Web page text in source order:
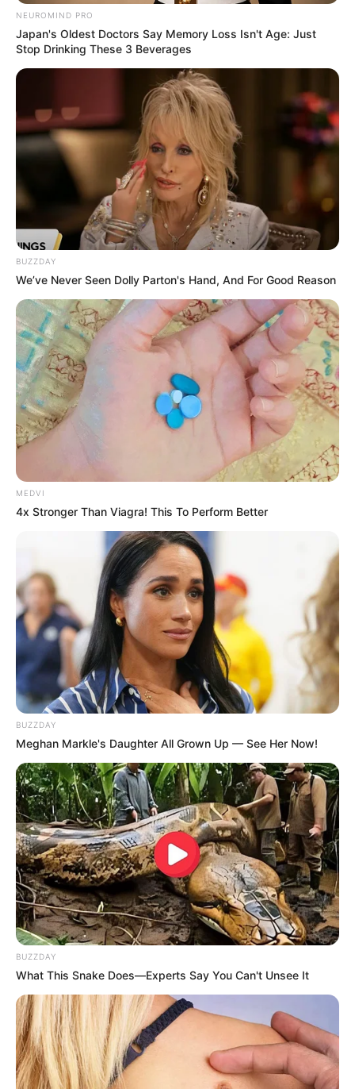
અમારી યુટ્યુબ ચેનલ ને Subscribe કરો
Latest News
અમદાવાદમાં મેયરને જોતા જ 3 દિવસથી પાણીમાં
રહેલા લોકોનો બાટલો ફાટ્યો
2 weeks ago
‘વિદ્યાર્થીઓને મારવાનો આદેશ કોણે આપ્યો, પેલેટ
ગનનો ઉપયોગ કરવાની મંજુરી કોણે આપી? રાહુલ
2 weeks ago
કેનેડામાં કાર અકસ્માતમાં અમદાવાદના કોમ્પ્યુટર
એન્જિનિયરનું મોત
2 weeks ago
પેપર લીક વિરુદ્ધ કાલે નવું બિલ આવી શકે છે, 10
વર્ષની જેલ અને 10 કરોડ સુધીના દંડની જોગવાઈ
2 weeks ago
મોદીએ રાતે 12 વાગ્યે વીડિયો મેસેજ જાહેર કરીને
કહ્યું, પેપર લીક પર કડક નિર્ણય લેવાશે
Categories
Gujarat 3,834
India 2,164
News 1,078
Astrology 521
International 475
health 463
Ajab Gajab
Bollywood
Crime 189
Vadodara 117
Delhi 76
NEUROMIND PRO
Japan's Oldest Doctors Say Memory Loss Isn't Age: Just
Stop Drinking These 3 Beverages
BUZZDAY
We’ve Never Seen Dolly Parton's Hand, And For Good Reason
MEDVI
4x Stronger Than Viagra! This To Perform Better
BUZZDAY
Meghan Markle's Daughter All Grown Up — See Her Now!
BUZZDAY
What This Snake Does—Experts Say You Can't Unsee It